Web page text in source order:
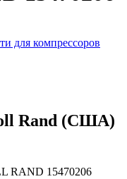
для компрессоров
Rand (США)
RAND 15470206